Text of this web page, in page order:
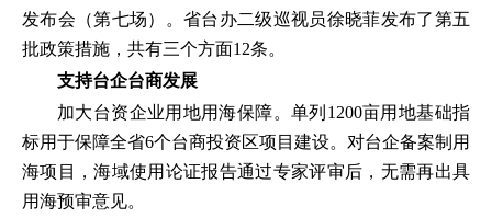
发布会（第七场）。省台办二级巡视员徐晓菲发布了第五
批政策措施，共有三个方面12条。
支持台企台商发展
加大台资企业用地用海保障。单列1200亩用地基础指
标用于保障全省6个台商投资区项目建设。对台企备案制用
海项目，海域使用论证报告通过专家评审后，无需再出具
用海预审意见。